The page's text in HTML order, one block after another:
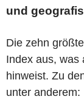
und
Die zehn
Index aus, was
hinweist. Zu
unter anderem: